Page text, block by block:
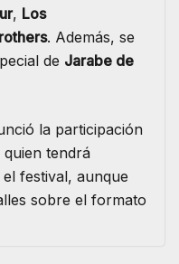
, Los
. Además, se
de Jarabe de
la participación
quien tendrá
festival, aunque
sobre el formato